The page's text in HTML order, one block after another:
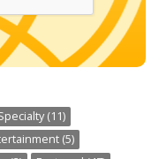
(11)
(5)